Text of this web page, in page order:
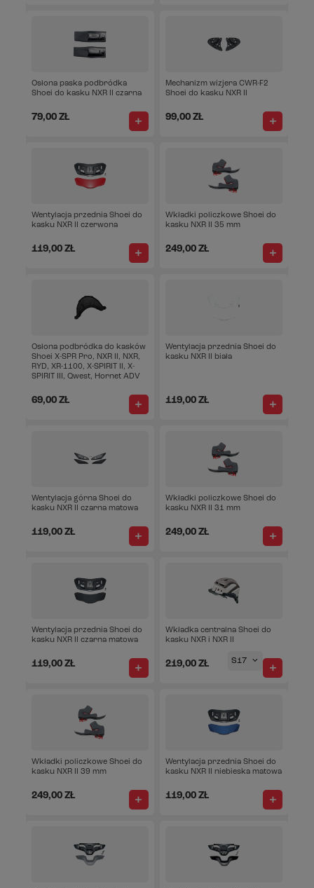
Osłona paska podbródka
Shoei do kasku NXR II czarna
79,00 ZŁ
Mechanizm wizjera CWR-F2
Shoei do kasku NXR II
99,00 ZŁ
Wentylacja przednia Shoei do
kasku NXR II czerwona
119,00 ZŁ
Wkładki policzkowe Shoei do
kasku NXR II 35 mm
249,00 ZŁ
Osłona podbródka do kasków
Shoei X-SPR Pro, NXR II, NXR,
RYD, XR-1100, X-SPIRIT II, X-
SPIRIT III, Qwest, Hornet ADV
69,00 ZŁ
Wentylacja przednia Shoei do
kasku NXR II biała
119,00 ZŁ
Wentylacja górna Shoei do
kasku NXR II czarna matowa
119,00 ZŁ
Wkładki policzkowe Shoei do
kasku NXR II 31 mm
249,00 ZŁ
Wentylacja przednia Shoei do
kasku NXR II czarna matowa
119,00 ZŁ
Wkładka centralna Shoei do
kasku NXR i NXR II
219,00 ZŁ S17
Wkładki policzkowe Shoei do
kasku NXR II 39 mm
249,00 ZŁ
Wentylacja przednia Shoei do
kasku NXR II niebieska matowa
119,00 ZŁ